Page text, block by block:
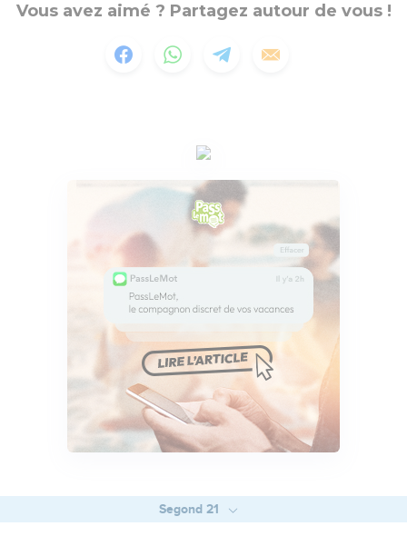
Vous avez aimé ? Partagez autour de vous !
Segond 21